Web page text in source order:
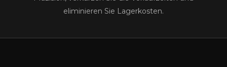
eliminieren Sie Lagerkosten.